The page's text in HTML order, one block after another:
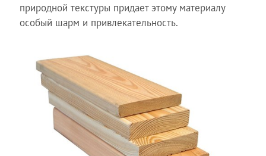
природной текстуры придает этому материалу
особый шарм и привлекательность.